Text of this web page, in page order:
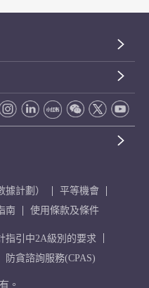
計劃）
平等機會
南 使用條款及條件
指引中2A級別的要求
防貪諮詢服務(CPAS)
。